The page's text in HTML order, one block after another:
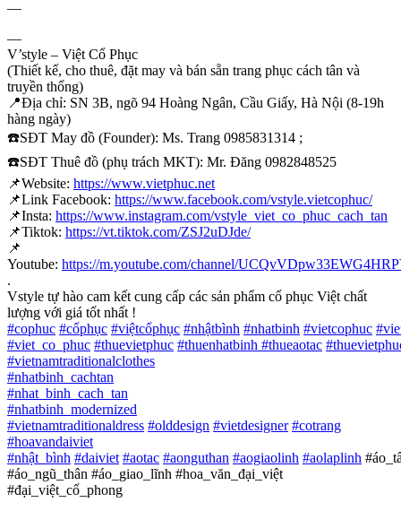
—
—
V’style – Việt Cổ Phục
(Thiết kế, cho thuê, đặt may và bán sẵn trang phục cách tân và
truyền thống)
📍Địa chỉ: SN 3B, ngõ 94 Hoàng Ngân, Cầu Giấy, Hà Nội (8-19h
hàng ngày)
☎️SĐT May đồ (Founder): Ms. Trang 0985831314 ;
☎️SĐT Thuê đồ (phụ trách MKT): Mr. Đăng 0982848525
📌Website: https://www.vietphuc.net
📌Link Facebook: https://www.facebook.com/vstyle.vietcophuc/
📌Insta: https://www.instagram.com/vstyle_viet_co_phuc_cach_tan
📌Tiktok: https://vt.tiktok.com/ZSJ2uDJde/
📌
Youtube: https://m.youtube.com/channel/
.
Vstyle tự hào cam kết cung cấp các sản phẩm cổ phục Việt chất
lượng với giá tốt nhất !
#cophuc #cổphục #việtcổphục #nhậtbình #nhatbinh #vietcophuc #
#viet_co_phuc #thuevietphuc #thuenhatbinh #thueaotac #
#vietnamtraditionalclothes
#nhatbinh_cachtan
#nhat_binh_cach_tan
#nhatbinh_modernized
#vietnamtraditionaldress #olddesign #vietdesigner #cotrang
#hoavandaiviet
#nhật_bình #daiviet #aotac #aonguthan #aogiaolinh #aolaplinh
#áo_ngũ_thân #áo_giao_lĩnh #hoa_văn_đại_việt
#đại_việt_cổ_phong